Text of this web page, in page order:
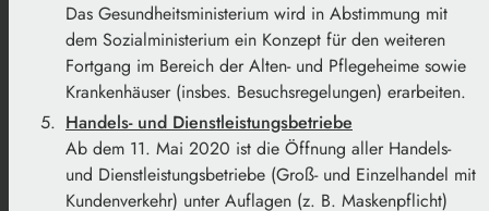
Das Gesundheitsministerium wird in Abstimmung mit
dem Sozialministerium ein Konzept für den weiteren
Fortgang im Bereich der Alten- und Pflegeheime sowie
Krankenhäuser (insbes. Besuchsregelungen) erarbeiten.
Handels- und Dienstleistungsbetriebe
Ab dem 11. Mai 2020 ist die Öffnung aller Handels-
und Dienstleistungsbetriebe (Groß- und Einzelhandel mit
Kundenverkehr) unter Auflagen (z. B. Maskenpflicht)